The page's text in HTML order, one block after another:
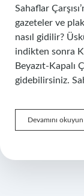
Sahaflar
gazeteler ve
nasıl gidilir?
indikten sonra
Beyazıt-Kapalı
gidebilirsiniz.
Devamını okuyun